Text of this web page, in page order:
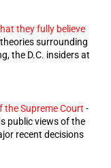
they fully believe
surrounding
the D.C. insiders at
the Supreme Court -
public views of the
recent decisions